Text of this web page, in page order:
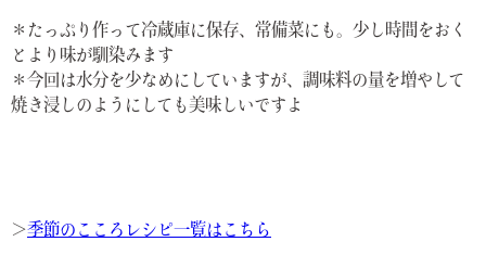
＊たっぷり作って冷蔵庫に保存、常備菜にも。少し時間をおく
とより味が馴染みます
＊今回は水分を少なめにしていますが、調味料の量を増やして
焼き浸しのようにしても美味しいですよ
＞季節のこころレシピ一覧はこちら